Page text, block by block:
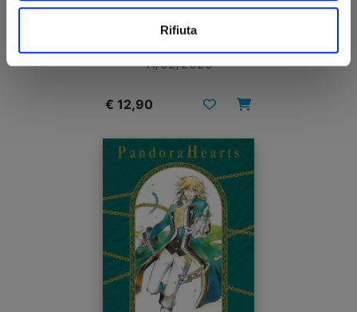
Rifiuta
PANDORA HEARTS NEW EDITION n. 6
11/02/2025
€ 12,90